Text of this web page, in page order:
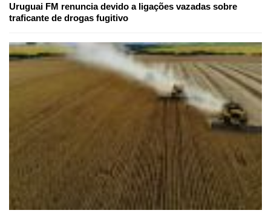
Uruguai FM renuncia devido a ligações vazadas sobre
traficante de drogas fugitivo